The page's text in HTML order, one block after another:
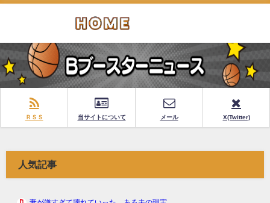
ＲＳＳ 当サイトについて メール X(Twitter)
人気記事